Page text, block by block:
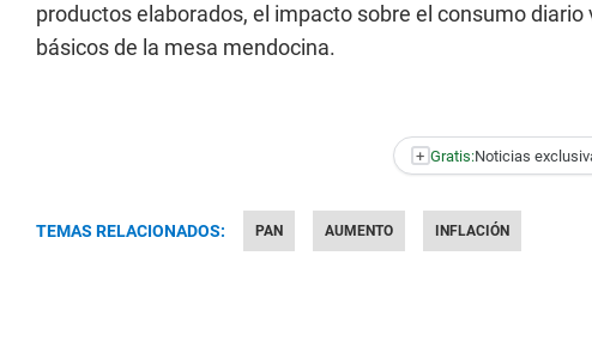
productos elaborados, el impacto sobre el consumo
básicos de la mesa mendocina.
+ Gratis:Noticias
TEMAS RELACIONADOS: PAN AUMENTO INFLACIÓN